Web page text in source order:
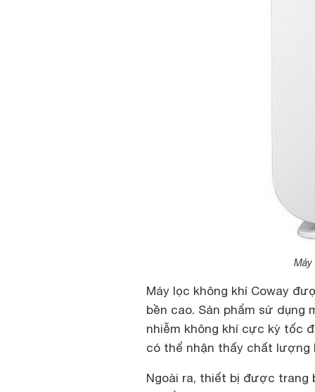
Máy
Máy lọc không khí Coway
bền cao. Sản phẩm sử dụng
nhiễm không khí cực kỳ tốc
có thể nhận thấy chất
Ngoài ra, thiết bị được trang